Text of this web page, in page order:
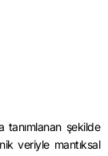
tanımlanan şekilde
veriyle mantıksal